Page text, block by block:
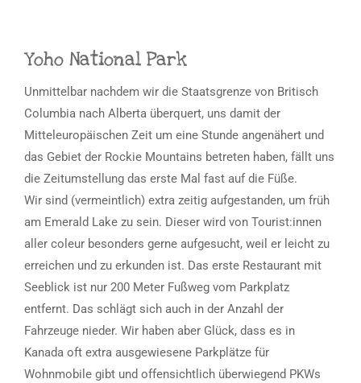
Yoho National Park
Unmittelbar nachdem wir die Staatsgrenze von Britisch
Columbia nach Alberta überquert, uns damit der
Mitteleuropäischen Zeit um eine Stunde angenähert und
das Gebiet der Rockie Mountains betreten haben, fällt uns
die Zeitumstellung das erste Mal fast auf die Füße.
Wir sind (vermeintlich) extra zeitig aufgestanden, um früh
am Emerald Lake zu sein. Dieser wird von Tourist:innen
aller coleur besonders gerne aufgesucht, weil er leicht zu
erreichen und zu erkunden ist. Das erste Restaurant mit
Seeblick ist nur 200 Meter Fußweg vom Parkplatz
entfernt. Das schlägt sich auch in der Anzahl der
Fahrzeuge nieder. Wir haben aber Glück, dass es in
Kanada oft extra ausgewiesene Parkplätze für
Wohnmobile gibt und offensichtlich überwiegend PKWs